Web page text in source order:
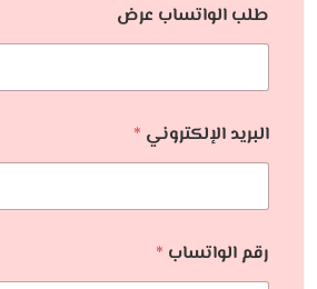
طلب الواتساب عرض
البريد الإلكتروني *
رقم الواتساب *